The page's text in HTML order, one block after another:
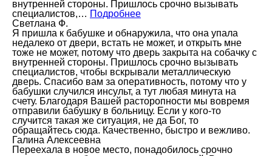
внутренней стороны. Пришлось срочно вызывать
специалистов,… Подробнее
Светлана Ф.
Я пришла к бабушке и обнаружила, что она упала
недалеко от двери, встать не может, и открыть мне
тоже не может, потому что дверь закрыта на собачку с
внутренней стороны. Пришлось срочно вызывать
специалистов, чтобы вскрывали металлическую
дверь. Спасибо вам за оперативность, потому что у
бабушки случился инсульт, а тут любая минута на
счету. Благодаря Вашей расторопности мы вовремя
отправили бабушку в больницу. Если у кого-то
случится такая же ситуация, не да Бог, то
обращайтесь сюда. Качественно, быстро и вежливо.
Галина Алексеевна
Переехала в новое место, понадобилось срочно